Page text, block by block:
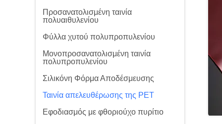
Προσανατολισμένη ταινία
πολυαιθυλενίου
Φύλλα χυτού πολυπροπυλενίου
Μονοπροσανατολισμένη ταινία
πολυπροπυλενίου
Σιλικόνη Φόρμα Αποδέσμευσης
Ταινία απελευθέρωσης της PET
Εφοδιασμός με φθοριούχο πυρίτιο